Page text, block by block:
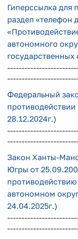
Гиперссылка для
раздел «телефон
автономного
государственных
Федеральный
28.12.2024г.)
Закон Ханты-
Югры от
автономном
24.04.2025г.)